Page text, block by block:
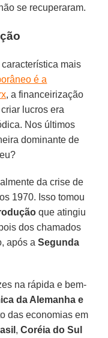
se recuperaram.
mais
é a
, a financeirização
lucros era
Nos últimos
dominante de
da crise de
1970. Isso tomou
que atingiu
dos chamados
após aSegunda
na rápida e bem-
da Alemanha e
das economias em
,Coréia do Sul